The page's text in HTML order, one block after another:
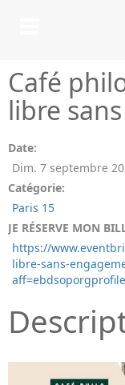
Café
libre
Date:
Dim. 7 septembre
Catégorie:
Paris 15
JE RÉSERVE MON
https://
libre-sans-
aff=ebdsoporgprofile